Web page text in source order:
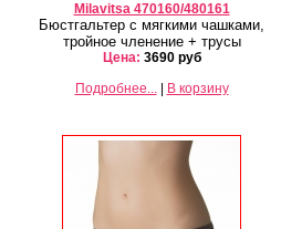
Milavitsa 470160/480161
Бюстгальтер с мягкими чашками,
тройное членение + трусы
Цена: 3690 руб
Подробнее...| В корзину
Комплект Комплект
Старая цена 3000
Цена:
Подробнее...